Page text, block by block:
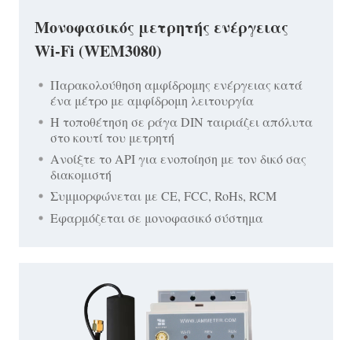
Μονοφασικός μετρητής ενέργειας
Wi-Fi (WEM3080)
Παρακολούθηση αμφίδρομης ενέργειας κατά
ένα μέτρο με αμφίδρομη λειτουργία
Η τοποθέτηση σε ράγα DIN ταιριάζει απόλυτα
στο κουτί του μετρητή
Ανοίξτε το API για ενοποίηση με τον δικό σας
διακομιστή
Συμμορφώνεται με CE, FCC, RoHs, RCM
Εφαρμόζεται σε μονοφασικό σύστημα